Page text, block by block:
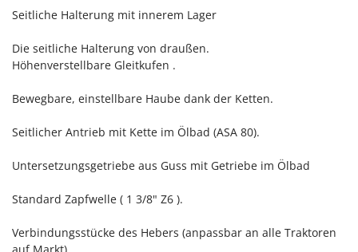
P
Palettengabeln für Traktoren
Pelletpressen
Pflüge für Traktor
Planierschilder für Traktoren
Pools
Poolstaubsauger
R
Rasenmäher
Forest Master
G
Gardena
Garofalo
Gierre
Ginko - MGM
Seitliche Halterung mit innerem Lager
Die seitliche Halterung von draußen.
Höhenverstellbare Gleitkufen .
Bewegbare, einstellbare Haube dank der Ketten.
Seitlicher Antrieb mit Kette im Ölbad (ASA 80).
Untersetzungsgetriebe aus Guss mit Getriebe im Ölbad
Standard Zapfwelle ( 1 3/8" Z6 ).
Verbindungsstücke des Hebers (anpassbar an alle Traktoren